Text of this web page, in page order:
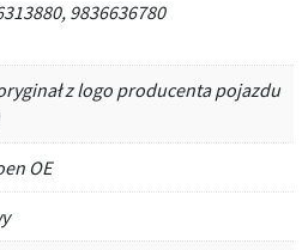
9836636780
z logo producenta pojazdu
OE